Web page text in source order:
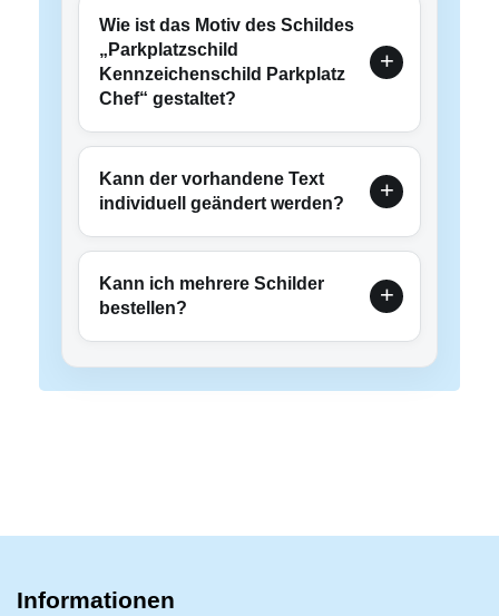
Wie ist das Motiv des Schildes
„Parkplatzschild
Kennzeichenschild Parkplatz
Chef“ gestaltet?
Kann der vorhandene Text
individuell geändert werden?
Kann ich mehrere Schilder
bestellen?
Informationen